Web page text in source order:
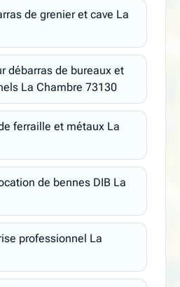
de grenier et cave La
débarras de bureaux et
La Chambre 73130
ferraille et métaux La
de bennes DIB La
professionnel La